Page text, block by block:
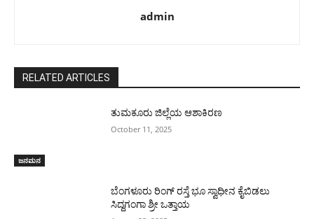
admin
RELATED ARTICLES
ಜನಮನ
ತುಮಕೂರು ಜಿಲ್ಲೆಯ ಆಶಾಕಿರಣ
October 11, 2025
ಬೆಂಗಳೂರು ರಿಂಗ್ ರಸ್ತೆ ಭೂ ಸ್ವಾಧೀನ ಕೈಬಿಡಲು
ಸಿದ್ದಗಂಗಾ ಶ್ರೀ ಒತ್ತಾಯ